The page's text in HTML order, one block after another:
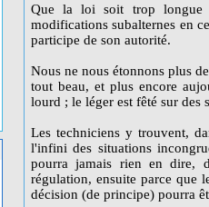
Que la loi soit trop longue
modifications subalternes en
participe de son autorité.
Nous ne nous étonnons plus
tout beau, et plus encore
lourd ; le léger est fêté sur des
Les techniciens y trouvent,
l'infini des situations
pourra jamais rien en dire,
régulation, ensuite parce que
décision (de principe) pourra